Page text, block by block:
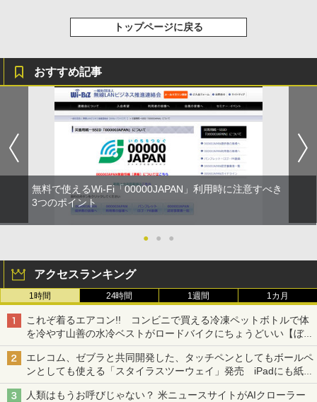
トップページに戻る
おすすめ記事
無料で使えるWi-Fi「00000JAPAN」利用時に注意すべき
3つのポイント
● ● ●
アクセスランキング
1時間 24時間 1週間 1カ月
これぞ着るエアコン!! コンビニで買える冷凍ペットボトルで体
を冷やす山善の水冷ベストがロードバイクにちょうどいい【ぼっ
ち・ざ・ろーど！その14】【空いた時間でなにしてる？】
エレコム、ゼブラと共同開発した、タッチペンとしてもボールペ
ンとしても使える「スタイラスツーウェイ」発売 iPadにも紙に
も、持ち替えずに書き込める
人類はもうお呼びじゃない？ 米ニュースサイトがAIクローラー